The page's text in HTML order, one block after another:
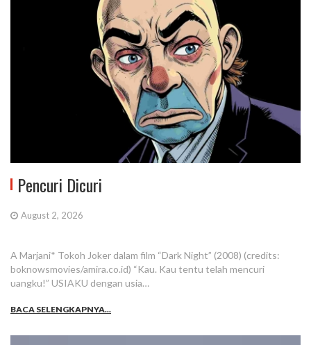
Pencuri Dicuri
August 2, 2026
A Marjani* Tokoh Joker dalam film “Dark Night” (2008) (credits:
boknowsmovies/amira.co.id) “Kau. Kau tentu telah mencuri
uangku!” USIAKU dengan usia…
BACA SELENGKAPNYA...